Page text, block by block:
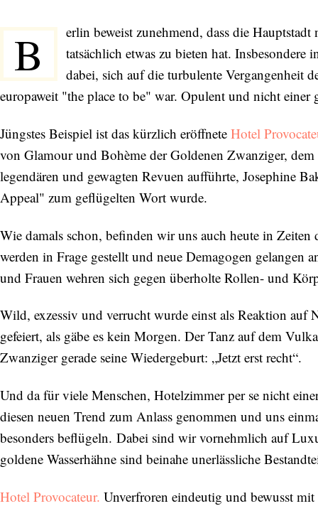
B
erlin beweist zunehmend, dass die
tatsächlich etwas zu bieten hat.
dabei, sich auf die turbulente Vergangenheit
europaweit "the place to be" war. Opulent und nicht einer
Jüngstes Beispiel ist das kürzlich eröffnete Hotel
von Glamour und Bohème der Goldenen Zwanziger,
legendären und gewagten Revuen aufführte, Josephine
Appeal" zum geflügelten Wort wurde.
Wie damals schon, befinden wir uns auch heute in
werden in Frage gestellt und neue Demagogen gelangen
und Frauen wehren sich gegen überholte Rollen- und
Wild, exzessiv und verrucht wurde einst als Reaktion
gefeiert, als gäbe es kein Morgen. Der Tanz auf dem
Zwanziger gerade seine Wiedergeburt: „Jetzt erst recht“.
Und da für viele Menschen, Hotelzimmer per se nicht
diesen neuen Trend zum Anlass genommen und uns
besonders beflügeln. Dabei sind wir vornehmlich auf
goldene Wasserhähne sind beinahe unerlässliche
Hotel Provocateur. Unverfroren eindeutig und bewusst